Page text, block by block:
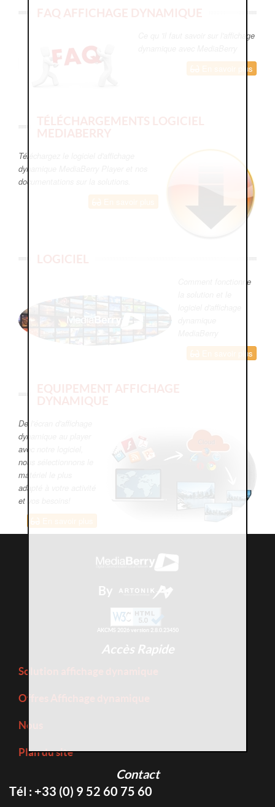
FAQ AFFICHAGE DYNAMIQUE
Ce qu 'il faut savoir sur l'affichage
En savoir plus
TÉLÉCHARGEMENTS LOGICIEL
MEDIABERRY
Téléchargez le logiciel d'affichage
dynamique MediaBerry Player et nos
documentations sur la solutions.
LOGICIEL
Comment fonctionne
En savoir plus
EQUIPEMENT AFFICHAGE
DYNAMIQUE
De l'écran d'affichage
dynamique au player
avec notre logiciel,
nous sélectionnons le
matériel le plus
adapté à votre activité
et vos besoins!
By
AKCMS 2026 version 2.8.0.23450
Accès Rapide
Solution affichage dynamique
Offres Affichage dynamique
Nous
Plan du site
Contact
Tél : +33 (0) 9 52 60 75 60